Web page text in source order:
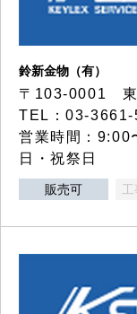
鈴新金物（有）
〒103-0001 東
TEL：03-
営業時間：9:00
日・祝祭日
販売可